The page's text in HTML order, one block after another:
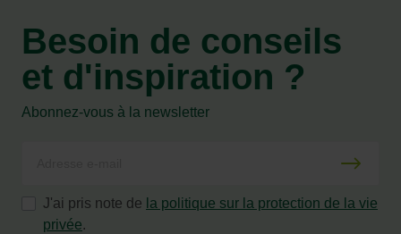
Besoin de conseils
et d'inspiration ?
Abonnez-vous à la newsletter
J'ai pris note de la politique sur la protection de la vie
privée.